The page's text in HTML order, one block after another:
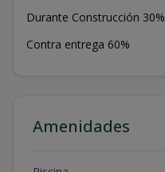
Durante Construcción 30%
Contra entrega 60%
Amenidades